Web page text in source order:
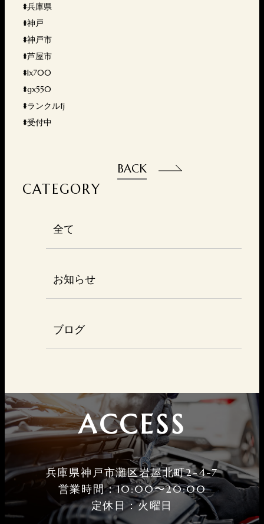
CATEGORY
全て
お知らせ
ブログ
#兵庫県
#神戸
#神戸市
#芦屋市
#lx700
#gx550
#ランクルfj
#受付中
BACK
ACCESS
兵庫県神戸市灘区岩屋北町2-4-7
営業時間：10:00〜20:00
定休⽇：火曜⽇